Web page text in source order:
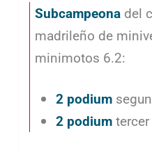
Subcampeona del
madrileño de
minimotos 6.2:
2 podium
2 podium